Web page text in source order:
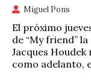
Miguel Pons
El próximo
de “My friend”
Jacques
como adelanto,